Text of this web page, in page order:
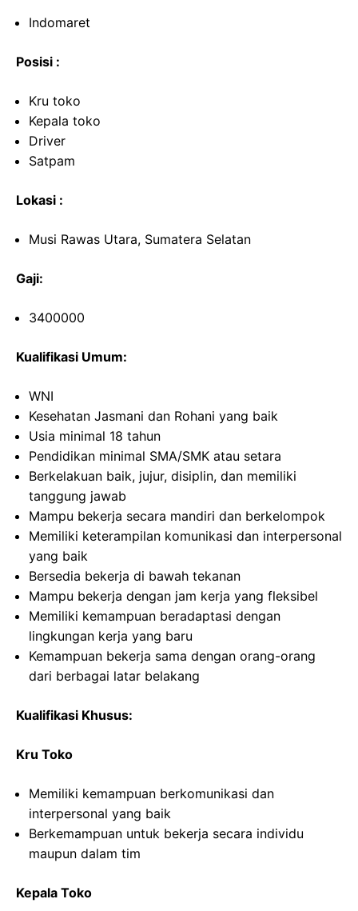
Indomaret
Posisi :
Kru toko
Kepala toko
Driver
Satpam
Lokasi :
Musi Rawas Utara, Sumatera Selatan
Gaji:
3400000
Kualifikasi Umum:
WNI
Kesehatan Jasmani dan Rohani yang baik
Usia minimal 18 tahun
Pendidikan minimal SMA/SMK atau setara
Berkelakuan baik, jujur, disiplin, dan memiliki
tanggung jawab
Mampu bekerja secara mandiri dan berkelompok
Memiliki keterampilan komunikasi dan interpersonal
yang baik
Bersedia bekerja di bawah tekanan
Mampu bekerja dengan jam kerja yang fleksibel
Memiliki kemampuan beradaptasi dengan
lingkungan kerja yang baru
Kemampuan bekerja sama dengan orang-orang
dari berbagai latar belakang
Kualifikasi Khusus:
Kru Toko
Memiliki kemampuan berkomunikasi dan
interpersonal yang baik
Berkemampuan untuk bekerja secara individu
maupun dalam tim
Kepala Toko